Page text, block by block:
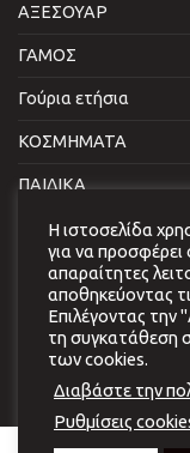
ΑΞΕΣΟΥΑΡ
ΓΑΜΟΣ
Γούρια ετήσια
ΚΟΣΜΗΜΑΤΑ
ΠΑΙΔΙΚΑ
ΣΠΙΤΙ & ΓΡΑΦΕΙΟ
NEWSLETTER
Εγγραφείτε στο
Η ιστοσελίδα
για να προσφέρει
απαραίτητες
αποθηκεύοντας
Επιλέγοντας την
τη συγκατάθεση
των cookies.
Διαβάστε την
Ρυθμίσεις